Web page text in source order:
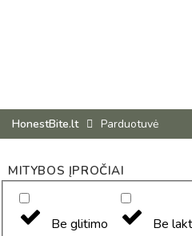
HonestBite.lt Parduotuvė
MITYBOS ĮPROČIAI
Be glitimo Be